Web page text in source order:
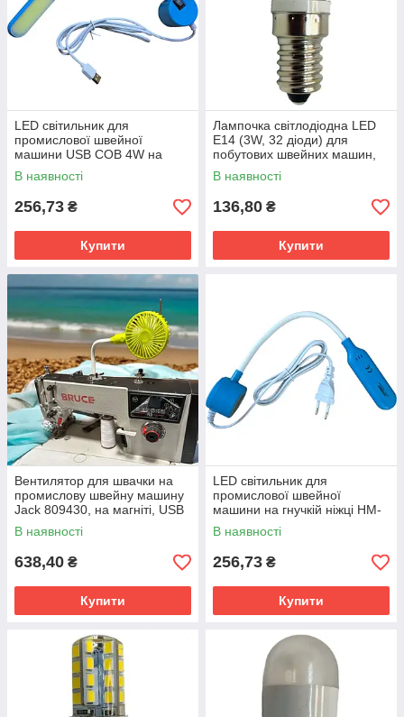
LED світильник для
промислової швейної
машини USB COB 4W на
гнучкій ніжці HAOMA HM-36A-
5V-COB
В наявності
256,73 ₴
Купити
Лампочка світлодіодна LED
E14 (3W, 32 діоди) для
побутових швейних машин,
цоколь SES 14 мм (міньйон)
В наявності
136,80 ₴
Купити
Вентилятор для швачки на
промислову швейну машину
Jack 809430, на магніті, USB
(охолодження оператора)
В наявності
638,40 ₴
Купити
LED світильник для
промислової швейної
машини на гнучкій ніжці HM-
36A-5V-COB 4W 220V
HAOMA
В наявності
256,73 ₴
Купити